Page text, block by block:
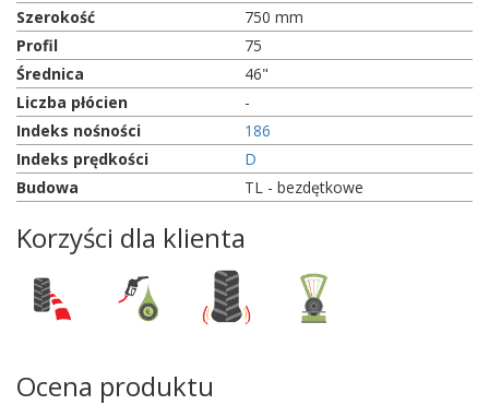
Szerokość
750 mm
Profil
75
Średnica
46"
Liczba płócien
-
Indeks nośności
186
Indeks prędkości
D
Budowa
TL - bezdętkowe
Korzyści dla klienta
Ocena produktu